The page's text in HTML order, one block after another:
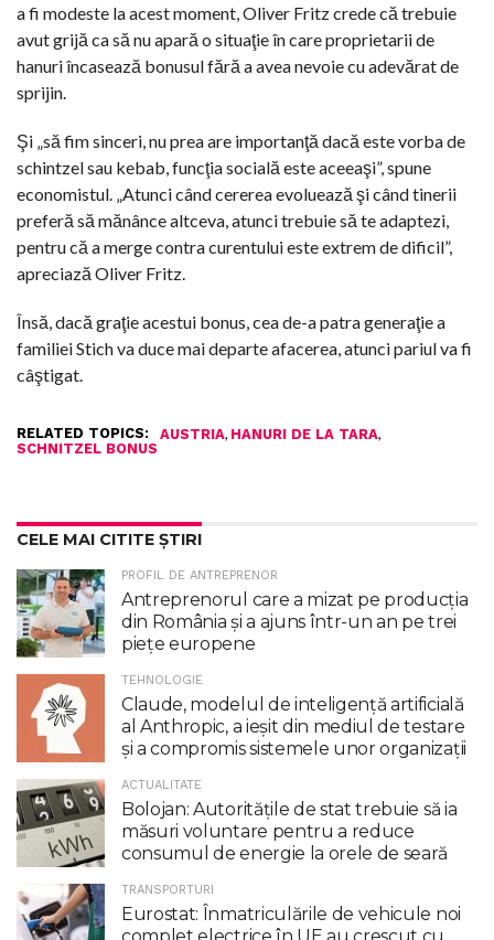
a fi modeste la acest moment, Oliver Fritz crede că trebuie
avut grijă ca să nu apară o situaţie în care proprietarii de
hanuri încasează bonusul fără a avea nevoie cu adevărat de
sprijin.
Şi „să fim sinceri, nu prea are importanţă dacă este vorba de
schintzel sau kebab, funcţia socială este aceeaşi”, spune
economistul. „Atunci când cererea evoluează şi când tinerii
preferă să mănânce altceva, atunci trebuie să te adaptezi,
pentru că a merge contra curentului este extrem de dificil”,
apreciază Oliver Fritz.
Însă, dacă graţie acestui bonus, cea de-a patra generaţie a
familiei Stich va duce mai departe afacerea, atunci pariul va fi
câştigat.
RELATED TOPICS: AUSTRIA, HANURI DE LA TARA,
SCHNITZEL BONUS
CELE MAI CITITE ȘTIRI
PROFIL DE ANTREPRENOR
Antreprenorul care a mizat pe producția
din România și a ajuns într-un an pe trei
piețe europene
TEHNOLOGIE
Claude, modelul de inteligenţă artificială
al Anthropic, a ieşit din mediul de testare
şi a compromis sistemele unor organizaţii
ACTUALITATE
Bolojan: Autoritățile de stat trebuie să ia
măsuri voluntare pentru a reduce
consumul de energie la orele de seară
TRANSPORTURI
Eurostat: Înmatriculările de vehicule noi